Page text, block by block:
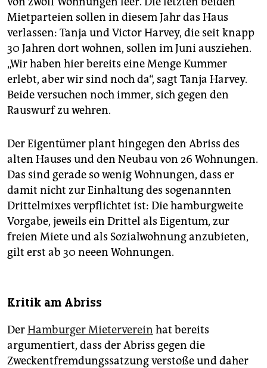
Mietparteien sollen in diesem Jahr das Haus
verlassen: Tanja und Victor Harvey, die seit knapp
30 Jahren dort wohnen, sollen im Juni ausziehen.
„Wir haben hier bereits eine Menge Kummer
erlebt, aber wir sind noch da“, sagt Tanja Harvey.
Beide versuchen noch immer, sich gegen den
Rauswurf zu wehren.
Der Eigentümer plant hingegen den Abriss des
alten Hauses und den Neubau von 26 Wohnungen.
Das sind gerade so wenig Wohnungen, dass er
damit nicht zur Einhaltung des sogenannten
Drittelmixes verpflichtet ist: Die hamburgweite
Vorgabe, jeweils ein Drittel als Eigentum, zur
freien Miete und als Sozialwohnung anzubieten,
gilt erst ab 30 neeen Wohnungen.
Kritik am Abriss
DerHamburger Mieterverein hat bereits
argumentiert, dass der Abriss gegen die
Zweckentfremdungssatzung verstoße und daher